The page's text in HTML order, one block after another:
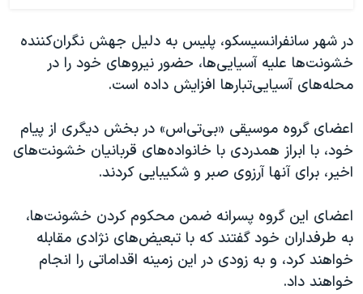
در شهر سانفرانسیسکو، پلیس به دلیل جهش نگران‌کننده
خشونت‌ها علیه آسیایی‌ها، حضور نیروهای خود را در
محله‌های آسیایی‌تبارها افزایش داده است.
اعضای گروه موسیقی «بی‌تی‌اس» در بخش دیگری از پیام
خود، با ابراز همدردی با خانواده‌های قربانیان خشونت‌های
اخیر، برای آنها آرزوی صبر و‌ شکیبایی کردند.
اعضای این گروه پسرانه ضمن محکوم کردن خشونت‌ها،
به طرفداران خود گفتند که با تبعیض‌های نژادی مقابله
خواهند کرد، و به زودی در این زمینه اقداماتی را انجام
خواهند داد.